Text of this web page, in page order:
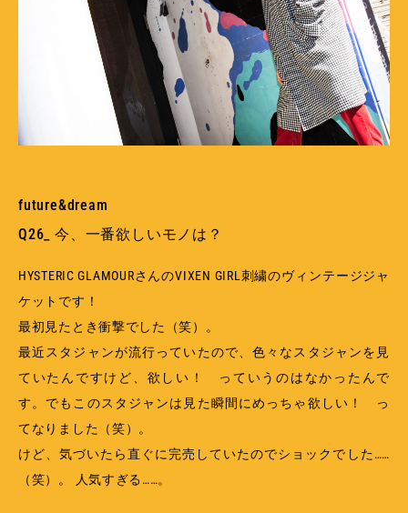
future&dream
Q26_ 今、一番欲しいモノは？
HYSTERIC GLAMOURさんのVIXEN GIRL刺繍のヴィンテージジャ
ケットです！
最初見たとき衝撃でした（笑）。
最近スタジャンが流行っていたので、色々なスタジャンを見
ていたんですけど、欲しい！ っていうのはなかったんで
す。でもこのスタジャンは見た瞬間にめっちゃ欲しい！ っ
てなりました（笑）。
けど、気づいたら直ぐに完売していたのでショックでした……
（笑）。 人気すぎる……。